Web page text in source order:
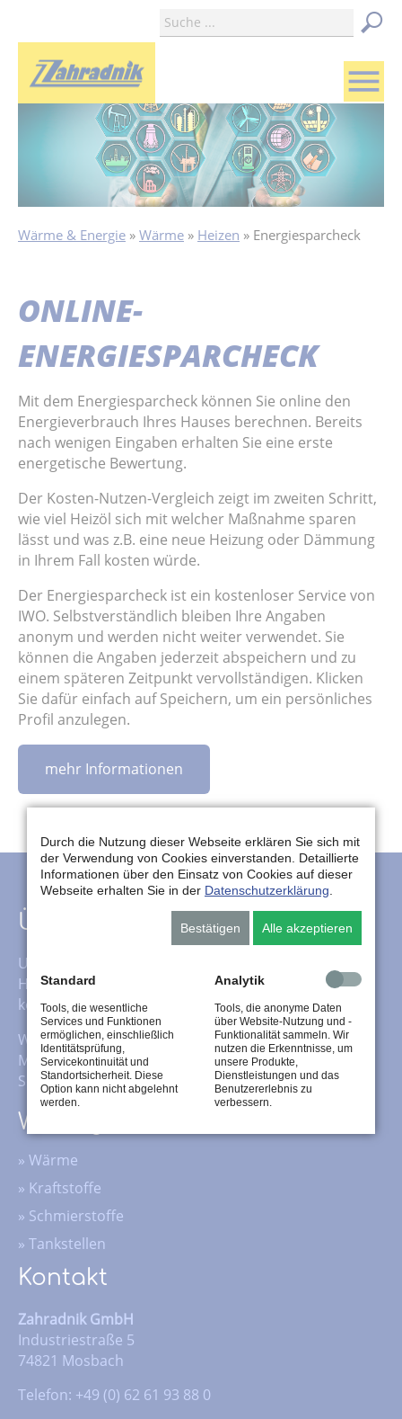
menu
Wärme & Energie Wärme Heizen Energiesparcheck
ONLINE-
ENERGIESPARCHECK
Mit dem Energiesparcheck können Sie online den
Energieverbrauch Ihres Hauses berechnen. Bereits
nach wenigen Eingaben erhalten Sie eine erste
energetische Bewertung.
Der Kosten-Nutzen-Vergleich zeigt im zweiten Schritt,
wie viel Heizöl sich mit welcher Maßnahme sparen
lässt und was z.B. eine neue Heizung oder Dämmung
in Ihrem Fall kosten würde.
Der Energiesparcheck ist ein kostenloser Service von
IWO. Selbstverständlich bleiben Ihre Angaben
anonym und werden nicht weiter verwendet. Sie
können die Angaben jederzeit abspeichern und zu
einem späteren Zeitpunkt vervollständigen. Klicken
Sie dafür einfach auf Speichern, um ein persönliches
Profil anzulegen.
mehr Informationen
Über uns
Unser Service beinhaltet neben dem klassischen
Heizöl-, Kraftstoff- und Schmierstoffhandel auch das
komplette Fluid-Management für Schmierstoffe.
Wir übernehmen nicht nur die Pflege Ihrer
Maschinen, sondern auch die Entsorgung Ihrer
Schmierstoffe.
Wichtige Inhalte
» Wärme
» Kraftstoffe
» Schmierstoffe
» Tankstellen
Kontakt
Zahradnik GmbH
Industriestraße 5
74821 Mosbach
Telefon: +49 (0) 62 61 93 88 0
Durch die Nutzung dieser Webseite erklären Sie sich mit
der Verwendung von Cookies einverstanden. Detaillierte
Informationen über den Einsatz von Cookies auf dieser
Webseite erhalten Sie in der Datenschutzerklärung
Bestätigen Alle akzeptieren
Standard
Tools, die wesentliche
Services und Funktionen
ermöglichen, einschließlich
Identitätsprüfung,
Servicekontinuität und
Standortsicherheit. Diese
Option kann nicht abgelehnt
werden.
Analytik
Tools, die anonyme Daten
über Website-Nutzung und -
Funktionalität sammeln. Wir
nutzen die Erkenntnisse, um
unsere Produkte,
Dienstleistungen und das
Benutzererlebnis zu
verbessern.